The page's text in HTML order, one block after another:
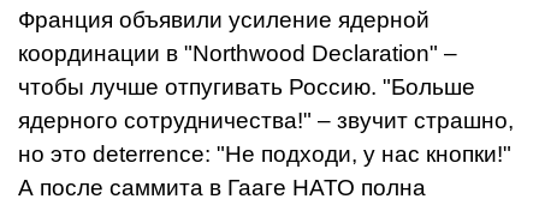
Франция объявили усиление ядерной
координации в "Northwood Declaration" –
чтобы лучше отпугивать Россию. "Больше
ядерного сотрудничества!" – звучит страшно,
но это deterrence: "Не подходи, у нас кнопки!"
А после саммита в Гааге НАТО полна